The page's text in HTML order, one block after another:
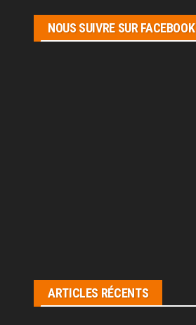
NOUS SUIVRE SUR FACEBOOK
ARTICLES RÉCENTS